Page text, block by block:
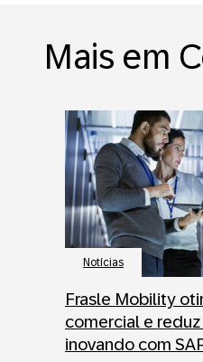
Mais em
Notícias
Frasle Mobility
comercial e
inovando com